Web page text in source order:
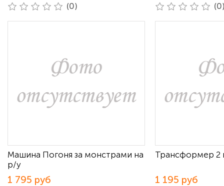
(0)
Машина Погоня за монстрами на
р/у
1 795 руб
Трансформер 2
1 195 руб